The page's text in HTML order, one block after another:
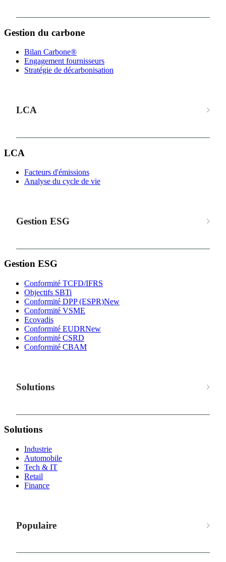
Gestion du carbone
Bilan Carbone®
Engagement fournisseurs
Stratégie de décarbonisation
LCA
LCA
Facteurs d'émissions
Analyse du cycle de vie
Gestion ESG
Gestion ESG
Conformité TCFD/IFRS
Objectifs SBTi
Conformité DPP (ESPR)New
Conformité VSME
Ecovadis
Conformité EUDRNew
Conformité CSRD
Conformité CBAM
Solutions
Solutions
Industrie
Automobile
Tech & IT
Retail
Finance
Populaire